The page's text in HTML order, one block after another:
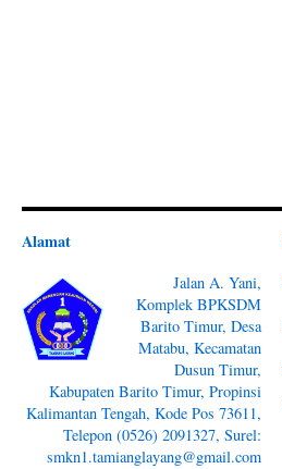
Alamat
Jalan A. Yani,
Komplek BPKSDM
Barito Timur, Desa
Matabu, Kecamatan
Dusun Timur,
Kabupaten Barito Timur, Propinsi
Kalimantan Tengah, Kode Pos 73611,
Telepon (0526) 2091327, Surel:
smkn1.tamianglayang@gmail.com